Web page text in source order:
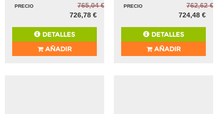
PRECIO
765,04 €
726,78 €
DETALLES
AÑADIR
PRECIO
762,62 €
724,48 €
DETALLES
AÑADIR